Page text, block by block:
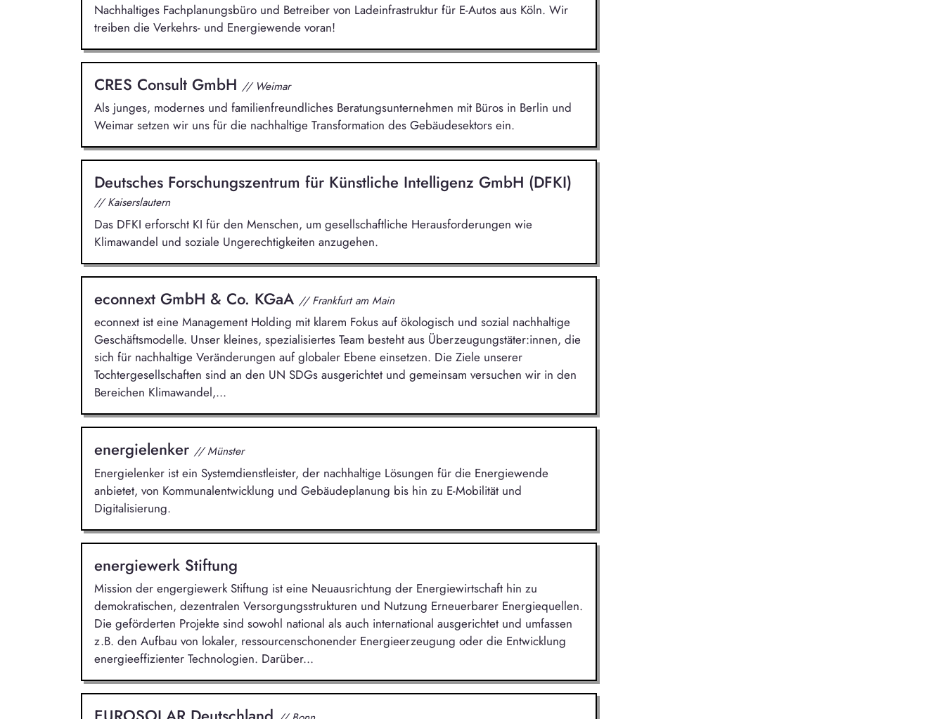
Nachhaltiges Fachplanungsbüro und Betreiber von Ladeinfrastruktur für E-Autos aus Köln. Wir
treiben die Verkehrs- und Energiewende voran!
CRES Consult GmbH // Weimar
Als junges, modernes und familienfreundliches Beratungsunternehmen mit Büros in Berlin und
Weimar setzen wir uns für die nachhaltige Transformation des Gebäudesektors ein.
Deutsches Forschungszentrum für Künstliche Intelligenz GmbH (DFKI)
// Kaiserslautern
Das DFKI erforscht KI für den Menschen, um gesellschaftliche Herausforderungen wie
Klimawandel und soziale Ungerechtigkeiten anzugehen.
econnext GmbH & Co. KGaA // Frankfurt am Main
econnext ist eine Management Holding mit klarem Fokus auf ökologisch und sozial nachhaltige
Geschäftsmodelle. Unser kleines, spezialisiertes Team besteht aus Überzeugungstäter:innen, die
sich für nachhaltige Veränderungen auf globaler Ebene einsetzen. Die Ziele unserer
Tochtergesellschaften sind an den UN SDGs ausgerichtet und gemeinsam versuchen wir in den
Bereichen Klimawandel,...
energielenker // Münster
Energielenker ist ein Systemdienstleister, der nachhaltige Lösungen für die Energiewende
anbietet, von Kommunalentwicklung und Gebäudeplanung bis hin zu E-Mobilität und
Digitalisierung.
energiewerk Stiftung
Mission der engergiewerk Stiftung ist eine Neuausrichtung der Energiewirtschaft hin zu
demokratischen, dezentralen Versorgungsstrukturen und Nutzung Erneuerbarer Energiequellen.
Die geförderten Projekte sind sowohl national als auch international ausgerichtet und umfassen
z.B. den Aufbau von lokaler, ressourcenschonender Energieerzeugung oder die Entwicklung
energieeffizienter Technologien. Darüber...